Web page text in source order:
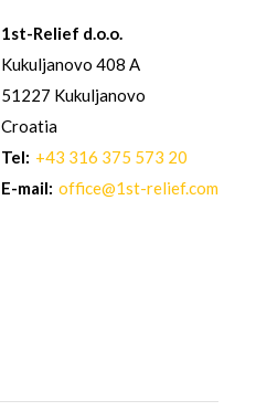
1st-Relief d.o.o.
Kukuljanovo 408 A
51227 Kukuljanovo
Croatia
Tel: +43 316 375 573 20
E-mail: office@1st-relief.com